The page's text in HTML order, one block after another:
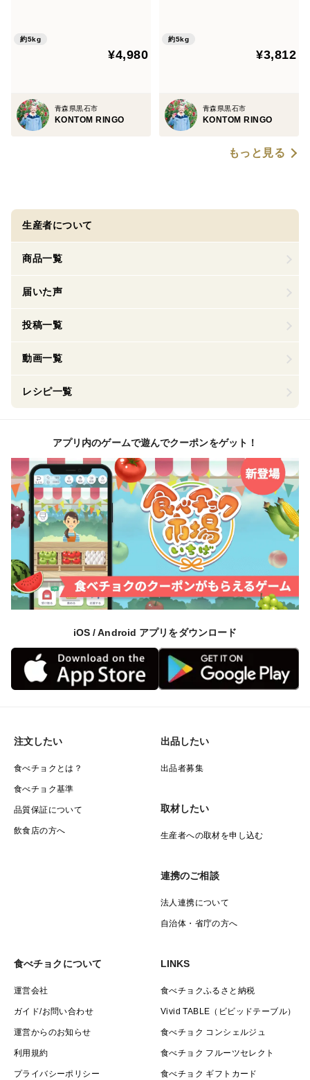
約5kg
¥4,980
青森県黒石市
KONTOM RINGO
約5kg
¥3,812
青森県黒石市
KONTOM RINGO
もっと見る
生産者について
商品一覧
届いた声
投稿一覧
動画一覧
レシピ一覧
アプリ内のゲームで遊んでクーポンをゲット！
iOS / Android アプリをダウンロード
注文したい
食べチョクとは？
食べチョク基準
品質保証について
飲食店の方へ
出品したい
出品者募集
取材したい
生産者への取材を申し込む
連携のご相談
法人連携について
自治体・省庁の方へ
食べチョクについて
運営会社
ガイド/お問い合わせ
運営からのお知らせ
利用規約
プライバシーポリシー
LINKS
食べチョクふるさと納税
Vivid TABLE（ビビッドテーブル）
食べチョク コンシェルジュ
食べチョク フルーツセレクト
食べチョク ギフトカード